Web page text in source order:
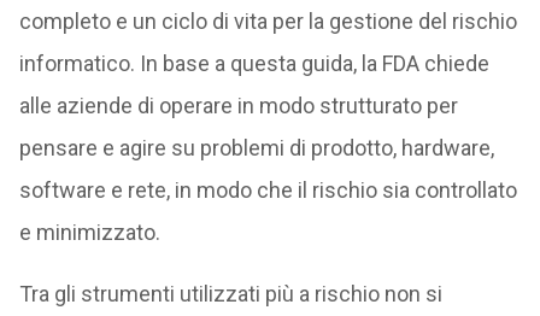
completo e un ciclo di vita per la gestione del rischio
informatico. In base a questa guida, la FDA chiede
alle aziende di operare in modo strutturato per
pensare e agire su problemi di prodotto, hardware,
software e rete, in modo che il rischio sia controllato
e minimizzato.
Tra gli strumenti utilizzati più a rischio non si